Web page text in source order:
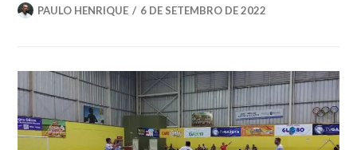
PAULO HENRIQUE 6 DE SETEMBRO DE 2022